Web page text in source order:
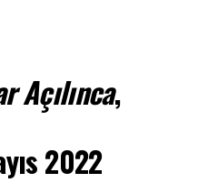
Açılınca,
2022